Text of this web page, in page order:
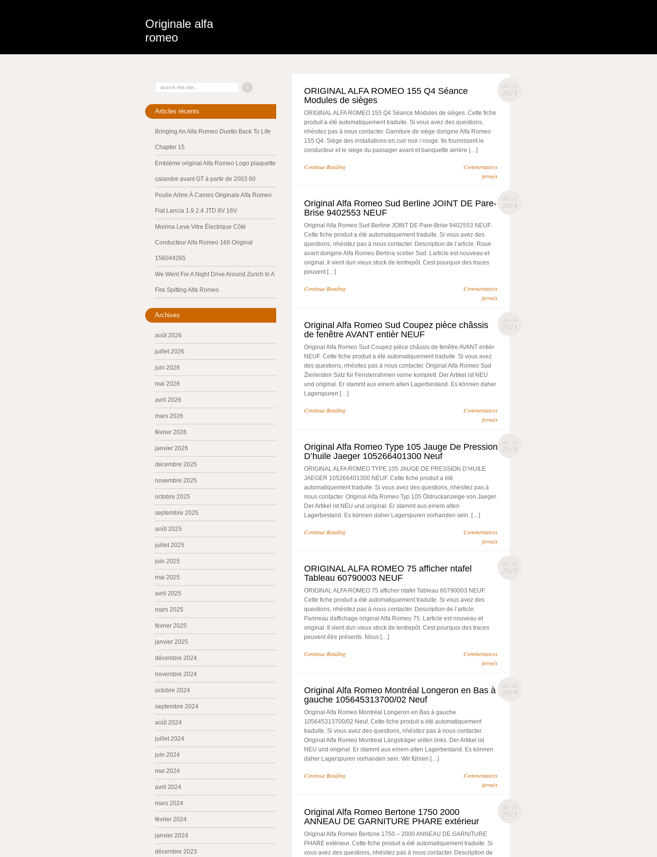
Originale alfa
romeo
déc 31
2018
ORIGINAL ALFA ROMEO 155 Q4 Séance
Modules de sièges
ORIGINAL ALFA ROMEO 155 Q4 Séance Modules de sièges. Cette fiche
produit a été automatiquement traduite. Si vous avez des questions,
nhésitez pas à nous contacter. Garniture de siège dorigine Alfa Romeo
155 Q4. Siège des installations en cuir noir / rouge. Ils fournissent le
conducteur et le siège du passager avant et banquette arrière […]
Continue Reading
Commentaires
fermés
déc 31
2018
Original Alfa Romeo Sud Berline JOINT DE Pare-
Brise 9402553 NEUF
Original Alfa Romeo Sud Berline JOINT DE Pare-Brise 9402553 NEUF.
Cette fiche produit a été automatiquement traduite. Si vous avez des
questions, nhésitez pas à nous contacter. Description de l’article. Roue
avant dorigine Alfa Romeo Berlina sceller Sud. Larticle est nouveau et
original. Il vient dun vieux stock de lentrepôt. Cest pourquoi des traces
peuvent […]
Continue Reading
Commentaires
fermés
déc 30
2018
Original Alfa Romeo Sud Coupez pièce châssis
de fenêtre AVANT entièr NEUF
Original Alfa Romeo Sud Coupez pièce châssis de fenêtre AVANT entièr
NEUF. Cette fiche produit a été automatiquement traduite. Si vous avez
des questions, nhésitez pas à nous contacter. Original Alfa Romeo Sud
Zierleisten Satz für Fensterrahmen vorne komplett. Der Artikel ist NEU
und original. Er stammt aus einem alten Lagerbestand. Es können daher
Lagerspuren […]
Continue Reading
Commentaires
fermés
déc 30
2018
Original Alfa Romeo Type 105 Jauge De Pression
D’huile Jaeger 105266401300 Neuf
ORIGINAL ALFA ROMEO TYPE 105 JAUGE DE PRESSION D’HUILE
JAEGER 105266401300 NEUF. Cette fiche produit a été
automatiquement traduite. Si vous avez des questions, nhésitez pas à
nous contacter. Original Alfa Romeo Typ 105 Öldruckanzeige von Jaeger.
Der Artikel ist NEU und original. Er stammt aus einem alten
Lagerbestand. Es können daher Lagerspuren vorhanden sein. […]
Continue Reading
Commentaires
fermés
déc 29
2018
ORIGINAL ALFA ROMEO 75 afficher ntafel
Tableau 60790003 NEUF
ORIGINAL ALFA ROMEO 75 afficher ntafel Tableau 60790003 NEUF.
Cette fiche produit a été automatiquement traduite. Si vous avez des
questions, nhésitez pas à nous contacter. Description de l’article.
Panneau daffichage original Alfa Romeo 75. Larticle est nouveau et
original. Il vient dun vieux stock de lentrepôt. Cest pourquoi des traces
peuvent être présents. Nous […]
Continue Reading
Commentaires
fermés
déc 29
2018
Original Alfa Romeo Montréal Longeron en Bas à
gauche 105645313700/02 Neuf
Original Alfa Romeo Montréal Longeron en Bas à gauche
105645313700/02 Neuf. Cette fiche produit a été automatiquement
traduite. Si vous avez des questions, nhésitez pas à nous contacter.
Original Alfa Romeo Montreal Längsträger unten links. Der Artikel ist
NEU und original. Er stammt aus einem alten Lagerbestand. Es können
daher Lagerspuren vorhanden sein. Wir führen […]
Continue Reading
Commentaires
fermés
déc 28
2018
Original Alfa Romeo Bertone 1750 2000
ANNEAU DE GARNITURE PHARE extérieur
Original Alfa Romeo Bertone 1750 – 2000 ANNEAU DE GARNITURE
PHARE extérieur. Cette fiche produit a été automatiquement traduite. Si
vous avez des questions, nhésitez pas à nous contacter. Description de
Articles récents
Bringing An Alfa Romeo Duetto Back To Life
Chapter 15
Emblème original Alfa Romeo Logo plaquette
calandre avant GT à partir de 2003 60
Poulie Arbre À Cames Originale Alfa Romeo
Fiat Lancia 1.9 2.4 JTD 8V 16V
Moirina Leve Vitre Électrique Côté
Conducteur Alfa Romeo 166 Original
156044265
We Went For A Night Drive Around Zurich In A
Fire Spitting Alfa Romeo
Archives
août 2026
juillet 2026
juin 2026
mai 2026
avril 2026
mars 2026
février 2026
janvier 2026
décembre 2025
novembre 2025
octobre 2025
septembre 2025
août 2025
juillet 2025
juin 2025
mai 2025
avril 2025
mars 2025
février 2025
janvier 2025
décembre 2024
novembre 2024
octobre 2024
septembre 2024
août 2024
juillet 2024
juin 2024
mai 2024
avril 2024
mars 2024
février 2024
janvier 2024
décembre 2023